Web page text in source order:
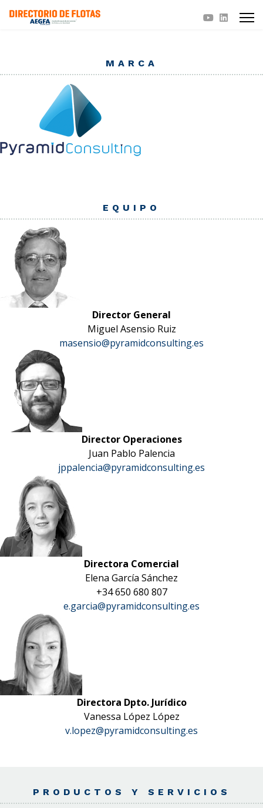
MARCA
EQUIPO
Director General
Miguel Asensio Ruiz
masensio@pyramidconsulting.es
Director Operaciones
Juan Pablo Palencia
jppalencia@pyramidconsulting.es
Directora Comercial
Elena García Sánchez
+34 650 680 807
e.garcia@pyramidconsulting.es
Directora Dpto. Jurídico
Vanessa López López
v.lopez@pyramidconsulting.es
PRODUCTOS Y SERVICIOS